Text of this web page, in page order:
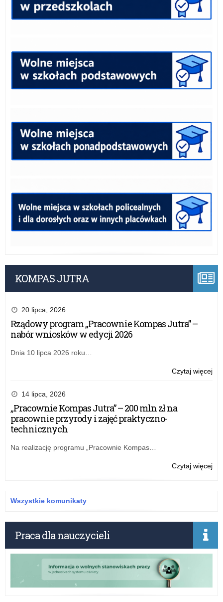
KOMPAS JUTRA
20 lipca, 2026
Rządowy program „Pracownie Kompas Jutra” –
nabór wniosków w edycji 2026
Dnia 10 lipca 2026 roku…
Czytaj więcejo:
14 lipca, 2026
„Pracownie Kompas Jutra” – 200 mln zł na
pracownie przyrody i zajęć praktyczno-
technicznych
Na realizację programu „Pracownie Kompas…
Czytaj więcejo:
Wszystkie komunikaty
Praca dla nauczycieli